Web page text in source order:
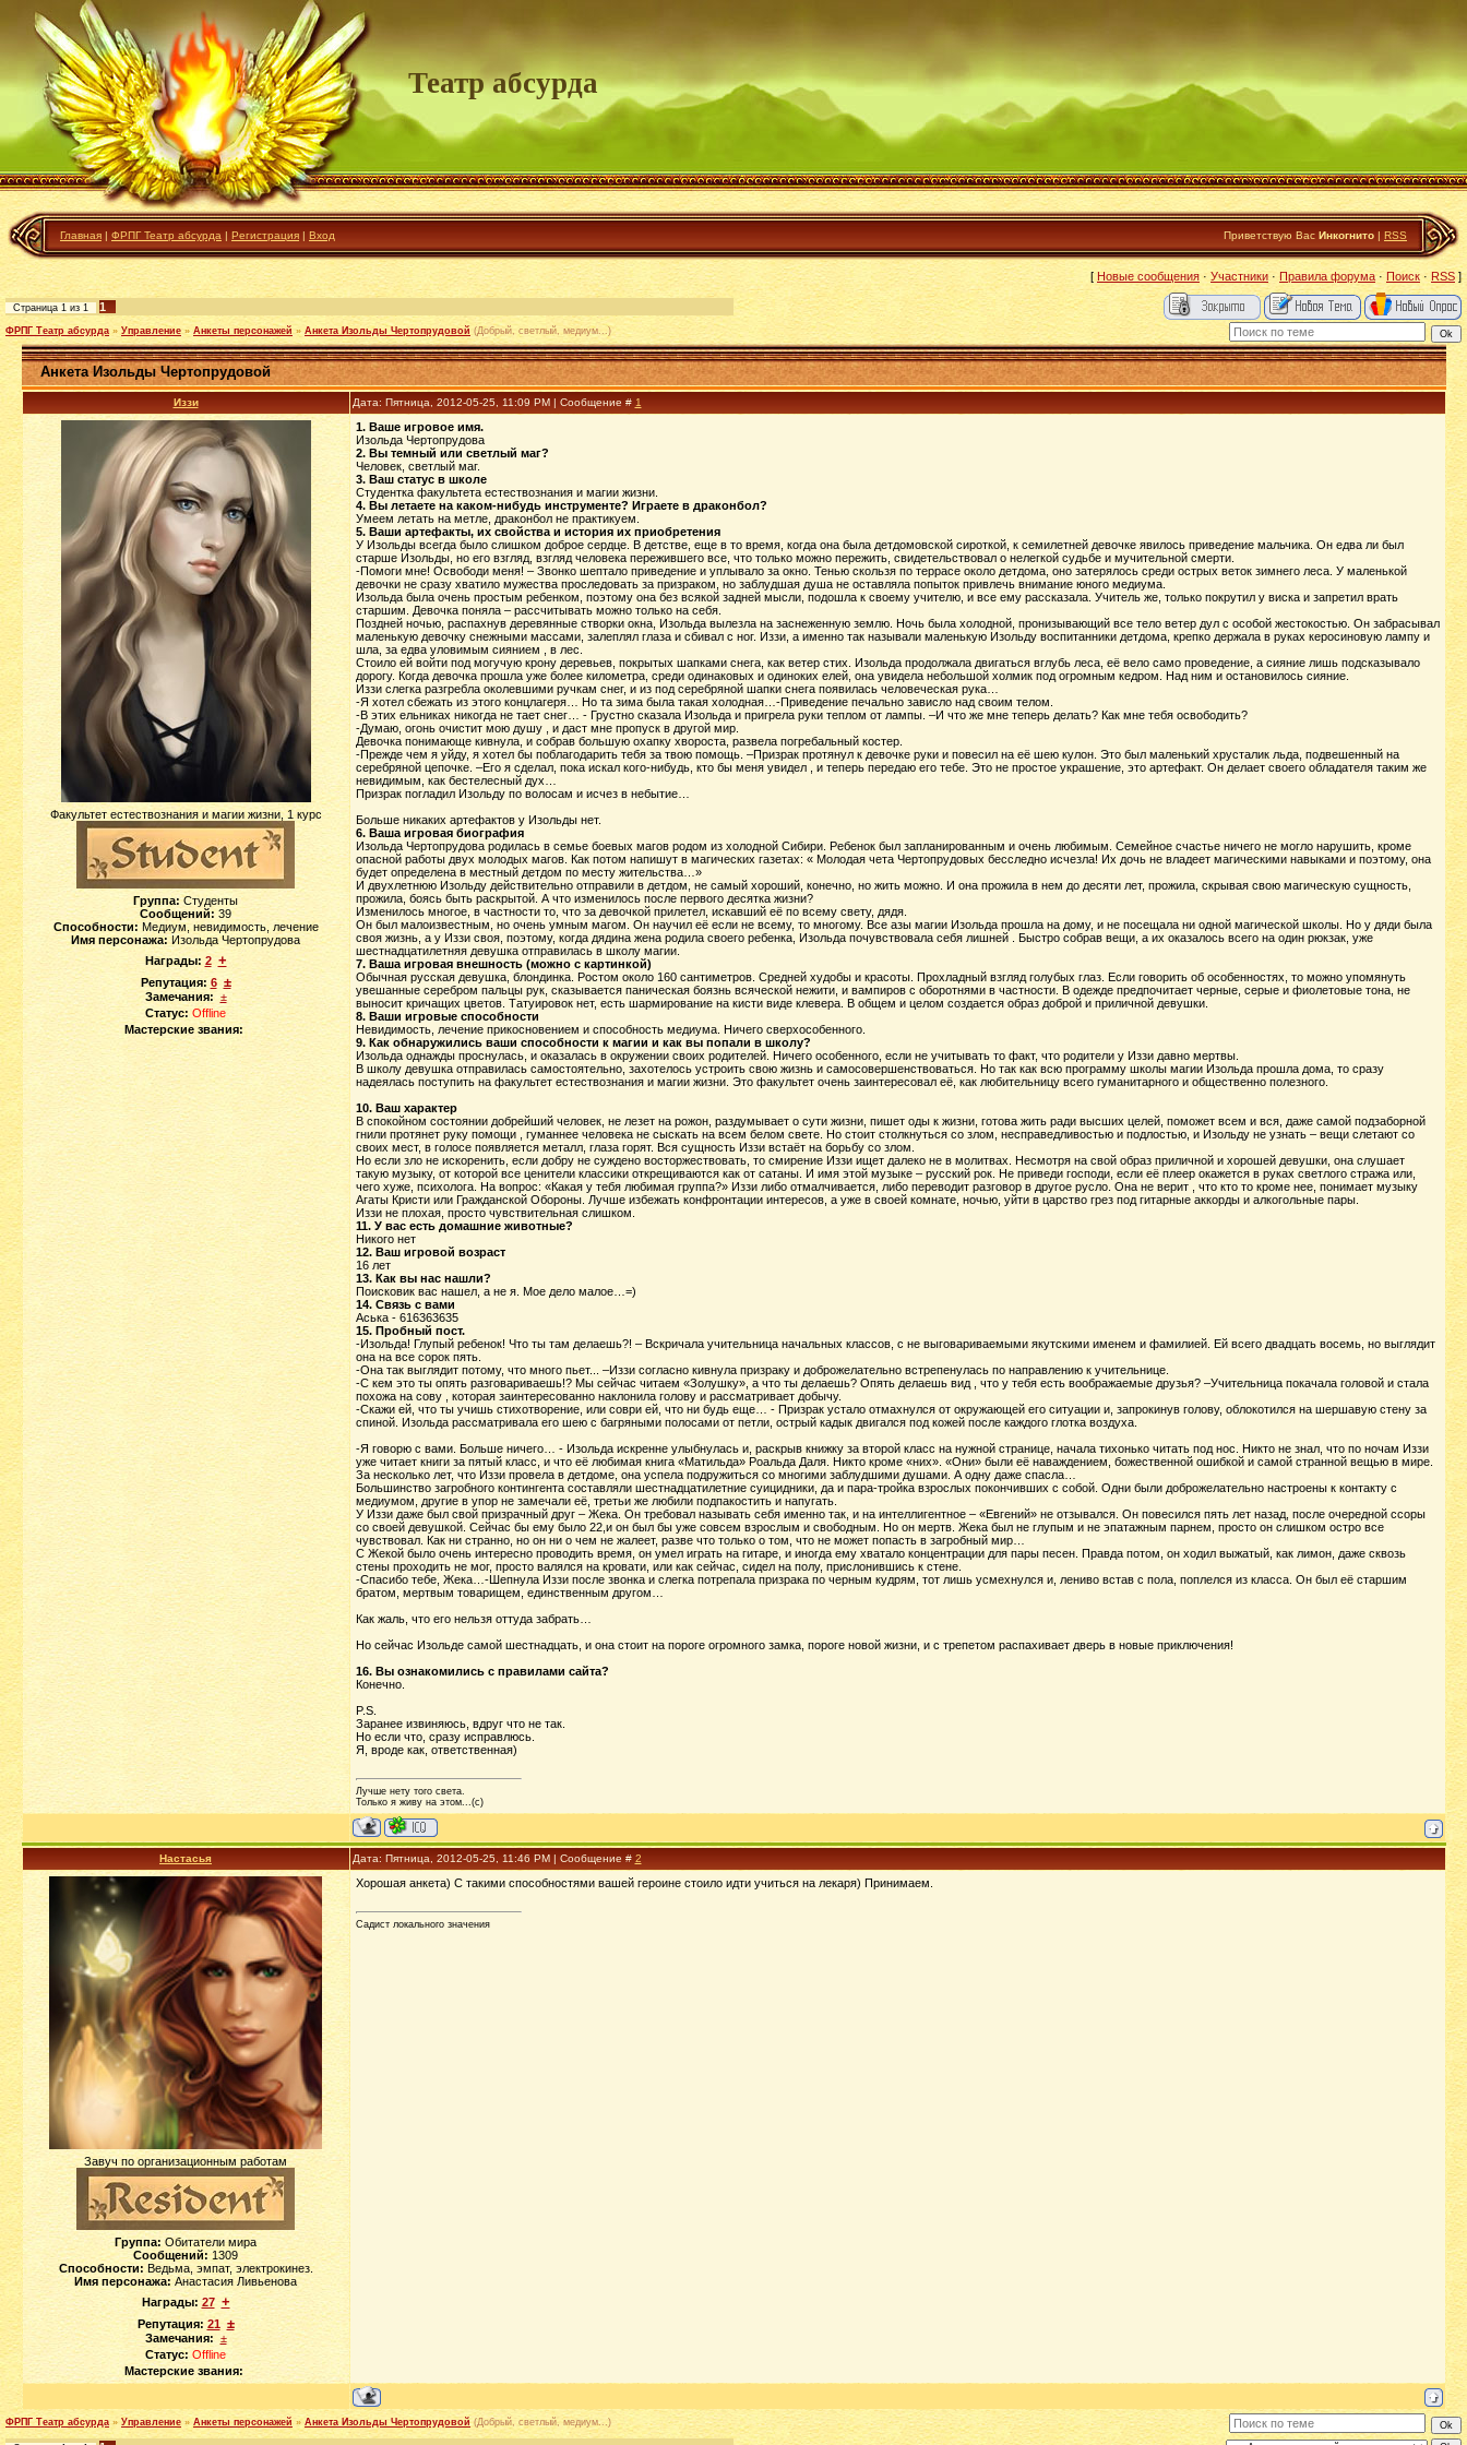
Театр абсурда
Главная | ФРПГ Театр абсурда | Регистрация | Вход Приветствую Вас Инкогнито | RSS
[ Новые сообщения · Участники · Правила форума·Поиск · RSS]
Страница 1 из 1 1
ФРПГ Театр абсурда » Управление » Анкеты персонажей » Анкета Изольды Чертопрудовой (Добрый, светлый, медиум...)
Анкета Изольды Чертопрудовой
Иззи Дата: Пятница, 2012-05-25, 11:09 PM | Сообщение # 1
Факультет естествознания и магии жизни, 1 курс
Группа:Студенты
Сообщений: 39
Способности:Медиум, невидимость, лечение
Имя персонажа:Изольда Чертопрудова
Награды: 2 +
Репутация: 6 ±
Замечания: ±
Статус: Offline
Мастерские звания:
1. Ваше игровое имя.
Изольда Чертопрудова
2. Вы темный или светлый маг?
Человек, светлый маг.
3. Ваш статус в школе
Студентка факультета естествознания и магии жизни.
4. Вы летаете на каком-нибудь инструменте? Играете в драконбол?
Умеем летать на метле, драконбол не практикуем.
5. Ваши артефакты, их свойства и история их приобретения
У Изольды всегда было слишком доброе сердце. В детстве, еще в то время, когда она была детдомовской сироткой, к семилетней девочке явилось приведение мальчика. Он едва ли был
старше Изольды, но его взгляд, взгляд человека пережившего все, что только можно пережить, свидетельствовал о нелегкой судьбе и мучительной смерти.
-Помоги мне! Освободи меня! – Звонко шептало приведение и уплывало за окно. Тенью скользя по террасе около детдома, оно затерялось среди острых веток зимнего леса. У маленькой
девочки не сразу хватило мужества проследовать за призраком, но заблудшая душа не оставляла попыток привлечь внимание юного медиума.
Изольда была очень простым ребенком, поэтому она без всякой задней мысли, подошла к своему учителю, и все ему рассказала. Учитель же, только покрутил у виска и запретил врать
старшим. Девочка поняла – рассчитывать можно только на себя.
Поздней ночью, распахнув деревянные створки окна, Изольда вылезла на заснеженную землю. Ночь была холодной, пронизывающий все тело ветер дул с особой жестокостью. Он забрасывал
маленькую девочку снежными массами, залеплял глаза и сбивал с ног. Иззи, а именно так называли маленькую Изольду воспитанники детдома, крепко держала в руках керосиновую лампу и
шла, за едва уловимым сиянием , в лес.
Стоило ей войти под могучую крону деревьев, покрытых шапками снега, как ветер стих. Изольда продолжала двигаться вглубь леса, её вело само проведение, а сияние лишь подсказывало
дорогу. Когда девочка прошла уже более километра, среди одинаковых и одиноких елей, она увидела небольшой холмик под огромным кедром. Над ним и остановилось сияние.
Иззи слегка разгребла околевшими ручкам снег, и из под серебряной шапки снега появилась человеческая рука…
-Я хотел сбежать из этого концлагеря… Но та зима была такая холодная…-Приведение печально зависло над своим телом.
-В этих ельниках никогда не тает снег… - Грустно сказала Изольда и пригрела руки теплом от лампы. –И что же мне теперь делать? Как мне тебя освободить?
-Думаю, огонь очистит мою душу , и даст мне пропуск в другой мир.
Девочка понимающе кивнула, и собрав большую охапку хвороста, развела погребальный костер.
-Прежде чем я уйду, я хотел бы поблагодарить тебя за твою помощь. –Призрак протянул к девочке руки и повесил на её шею кулон. Это был маленький хрусталик льда, подвешенный на
серебряной цепочке. –Его я сделал, пока искал кого-нибудь, кто бы меня увидел , и теперь передаю его тебе. Это не простое украшение, это артефакт. Он делает своего обладателя таким же
невидимым, как бестелесный дух…
Призрак погладил Изольду по волосам и исчез в небытие…
Больше никаких артефактов у Изольды нет.
6. Ваша игровая биография
Изольда Чертопрудова родилась в семье боевых магов родом из холодной Сибири. Ребенок был запланированным и очень любимым. Семейное счастье ничего не могло нарушить, кроме
опасной работы двух молодых магов. Как потом напишут в магических газетах: « Молодая чета Чертопрудовых бесследно исчезла! Их дочь не владеет магическими навыками и поэтому, она
будет определена в местный детдом по месту жительства…»
И двухлетнюю Изольду действительно отправили в детдом, не самый хороший, конечно, но жить можно. И она прожила в нем до десяти лет, прожила, скрывая свою магическую сущность,
прожила, боясь быть раскрытой. А что изменилось после первого десятка жизни?
Изменилось многое, в частности то, что за девочкой прилетел, искавший её по всему свету, дядя.
Он был малоизвестным, но очень умным магом. Он научил её если не всему, то многому. Все азы магии Изольда прошла на дому, и не посещала ни одной магической школы. Но у дяди была
своя жизнь, а у Иззи своя, поэтому, когда дядина жена родила своего ребенка, Изольда почувствовала себя лишней . Быстро собрав вещи, а их оказалось всего на один рюкзак, уже
шестнадцатилетняя девушка отправилась в школу магии.
7. Ваша игровая внешность (можно с картинкой)
Обычная русская девушка, блондинка. Ростом около 160 сантиметров. Средней худобы и красоты. Прохладный взгляд голубых глаз. Если говорить об особенностях, то можно упомянуть
увешанные серебром пальцы рук, сказывается паническая боязнь всяческой нежити, и вампиров с оборотнями в частности. В одежде предпочитает черные, серые и фиолетовые тона, не
выносит кричащих цветов. Татуировок нет, есть шармирование на кисти виде клевера. В общем и целом создается образ доброй и приличной девушки.
8. Ваши игровые способности
Невидимость, лечение прикосновением и способность медиума. Ничего сверхособенного.
9. Как обнаружились ваши способности к магии и как вы попали в школу?
Изольда однажды проснулась, и оказалась в окружении своих родителей. Ничего особенного, если не учитывать то факт, что родители у Иззи давно мертвы.
В школу девушка отправилась самостоятельно, захотелось устроить свою жизнь и самосовершенствоваться. Но так как всю программу школы магии Изольда прошла дома, то сразу
надеялась поступить на факультет естествознания и магии жизни. Это факультет очень заинтересовал её, как любительницу всего гуманитарного и общественно полезного.
10. Ваш характер
В спокойном состоянии добрейший человек, не лезет на рожон, раздумывает о сути жизни, пишет оды к жизни, готова жить ради высших целей, поможет всем и вся, даже самой подзаборной
гнили протянет руку помощи , гуманнее человека не сыскать на всем белом свете. Но стоит столкнуться со злом, несправедливостью и подлостью, и Изольду не узнать – вещи слетают со
своих мест, в голосе появляется металл, глаза горят. Вся сущность Иззи встаёт на борьбу со злом.
Но если зло не искоренить, если добру не суждено восторжествовать, то смирение Иззи ищет далеко не в молитвах. Несмотря на свой образ приличной и хорошей девушки, она слушает
такую музыку, от которой все ценители классики открещиваются как от сатаны. И имя этой музыке – русский рок. Не приведи господи, если её плеер окажется в руках светлого стража или,
чего хуже, психолога. На вопрос: «Какая у тебя любимая группа?» Иззи либо отмалчивается, либо переводит разговор в другое русло. Она не верит , что кто то кроме нее, понимает музыку
Агаты Кристи или Гражданской Обороны. Лучше избежать конфронтации интересов, а уже в своей комнате, ночью, уйти в царство грез под гитарные аккорды и алкогольные пары.
Иззи не плохая, просто чувствительная слишком.
11. У вас есть домашние животные?
Никого нет
12. Ваш игровой возраст
16 лет
13. Как вы нас нашли?
Поисковик вас нашел, а не я. Мое дело малое…=)
14. Связь с вами
Аська - 616363635
15. Пробный пост.
-Изольда! Глупый ребенок! Что ты там делаешь?! – Вскричала учительница начальных классов, с не выговариваемыми якутскими именем и фамилией. Ей всего двадцать восемь, но выглядит
она на все сорок пять.
-Она так выглядит потому, что много пьет... –Иззи согласно кивнула призраку и доброжелательно встрепенулась по направлению к учительнице.
-С кем это ты опять разговариваешь!? Мы сейчас читаем «Золушку», а что ты делаешь? Опять делаешь вид , что у тебя есть воображаемые друзья? –Учительница покачала головой и стала
похожа на сову , которая заинтересованно наклонила голову и рассматривает добычу.
-Скажи ей, что ты учишь стихотворение, или соври ей, что ни будь еще… - Призрак устало отмахнулся от окружающей его ситуации и, запрокинув голову, облокотился на шершавую стену за
спиной. Изольда рассматривала его шею с багряными полосами от петли, острый кадык двигался под кожей после каждого глотка воздуха.
-Я говорю с вами. Больше ничего… - Изольда искренне улыбнулась и, раскрыв книжку за второй класс на нужной странице, начала тихонько читать под нос. Никто не знал, что по ночам Иззи
уже читает книги за пятый класс, и что её любимая книга «Матильда» Роальда Даля. Никто кроме «них». «Они» были её наваждением, божественной ошибкой и самой странной вещью в мире.
За несколько лет, что Иззи провела в детдоме, она успела подружиться со многими заблудшими душами. А одну даже спасла…
Большинство загробного контингента составляли шестнадцатилетние суицидники, да и пара-тройка взрослых покончивших с собой. Одни были доброжелательно настроены к контакту с
медиумом, другие в упор не замечали её, третьи же любили подпакостить и напугать.
У Иззи даже был свой призрачный друг – Жека. Он требовал называть себя именно так, и на интеллигентное – «Евгений» не отзывался. Он повесился пять лет назад, после очередной ссоры
со своей девушкой. Сейчас бы ему было 22,и он был бы уже совсем взрослым и свободным. Но он мертв. Жека был не глупым и не эпатажным парнем, просто он слишком остро все
чувствовал. Как ни странно, но он ни о чем не жалеет, разве что только о том, что не может попасть в загробный мир…
С Жекой было очень интересно проводить время, он умел играть на гитаре, и иногда ему хватало концентрации для пары песен. Правда потом, он ходил выжатый, как лимон, даже сквозь
стены проходить не мог, просто валялся на кровати, или как сейчас, сидел на полу, прислонившись к стене.
-Спасибо тебе, Жека…-Шепнула Иззи после звонка и слегка потрепала призрака по черным кудрям, тот лишь усмехнулся и, лениво встав с пола, поплелся из класса. Он был её старшим
братом, мертвым товарищем, единственным другом…
Как жаль, что его нельзя оттуда забрать…
Но сейчас Изольде самой шестнадцать, и она стоит на пороге огромного замка, пороге новой жизни, и с трепетом распахивает дверь в новые приключения!
16. Вы ознакомились с правилами сайта?
Конечно.
P.S.
Заранее извиняюсь, вдруг что не так.
Но если что, сразу исправлюсь.
Я, вроде как, ответственная)
Лучше нету того света.
Только я живу на этом...(с)
Настасья Дата: Пятница, 2012-05-25, 11:46 PM | Сообщение # 2
Завуч по организационным работам
Группа: Обитатели мира
Сообщений: 1309
Способности: Ведьма, эмпат, электрокинез.
Имя персонажа: Анастасия Ливьенова
Награды: 27 +
Репутация: 21 ±
Замечания: ±
Статус: Offline
Мастерские звания:
Хорошая анкета) С такими способностями вашей героине стоило идти учиться на лекаря) Принимаем.
Садист локального значения
ФРПГ Театр абсурда » Управление » Анкеты персонажей » Анкета Изольды Чертопрудовой (Добрый, светлый, медиум...)